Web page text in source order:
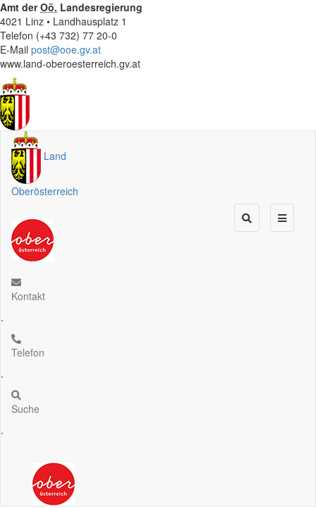
Amt derOö. Landesregierung
4021 Linz • Landhausplatz 1
Telefon (+43 732) 77 20-0
E-Mail post@ooe.gv.at
www.land-oberoesterreich.gv.at
Land
Oberösterreich
Kontakt
.
Telefon
.
Suche
.